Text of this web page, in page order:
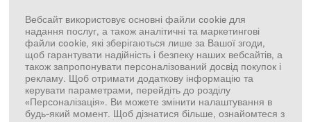
Facebook
Instagram
Copyright © 2026SFD S. A.
Вебсайт використовує основні файли cookie для
надання послуг, а також аналітичні та маркетингові
файли cookie, які зберігаються лише за Вашої згоди,
щоб гарантувати надійність і безпеку наших вебсайтів, а
також запропонувати персоналізований досвід покупок і
рекламу. Щоб отримати додаткову інформацію та
керувати параметрами, перейдіть до розділу
«Персоналізація». Ви можете змінити налаштування в
будь-який момент. Щоб дізнатися більше, ознайомтеся з